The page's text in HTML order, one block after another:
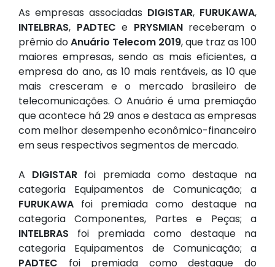
As empresas associadas DIGISTAR, FURUKAWA,
INTELBRAS, PADTEC e PRYSMIANreceberam o
prêmio doAnuário Telecom 2019, que traz as 100
maiores empresas, sendo as mais eficientes, a
empresa do ano, as 10 mais rentáveis, as 10 que
mais cresceram e o mercado brasileiro de
telecomunicações. O Anuário é uma premiação
que acontece há 29 anos e destaca as empresas
com melhor desempenho econômico-financeiro
em seus respectivos segmentos de mercado.
A DIGISTAR foi premiada como destaque na
categoria Equipamentos de Comunicação; a
FURUKAWA foi premiada como destaque na
categoria Componentes, Partes e Peças; a
INTELBRAS foi premiada como destaque na
categoria Equipamentos de Comunicação; a
PADTEC foi premiada como destaque do